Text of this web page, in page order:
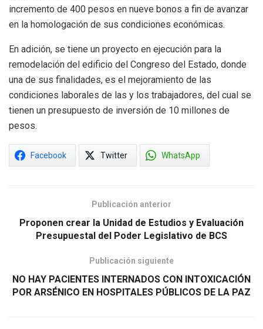
incremento de 400 pesos en nueve bonos a fin de avanzar
en la homologación de sus condiciones económicas.
En adición, se tiene un proyecto en ejecución para la
remodelación del edificio del Congreso del Estado, donde
una de sus finalidades, es el mejoramiento de las
condiciones laborales de las y los trabajadores, del cual se
tienen un presupuesto de inversión de 10 millones de
pesos.
Facebook Twitter WhatsApp
Publicación anterior
Proponen crear la Unidad de Estudios y Evaluación
Presupuestal del Poder Legislativo de BCS
Publicación siguiente
NO HAY PACIENTES INTERNADOS CON INTOXICACIÓN
POR ARSÉNICO EN HOSPITALES PÚBLICOS DE LA PAZ